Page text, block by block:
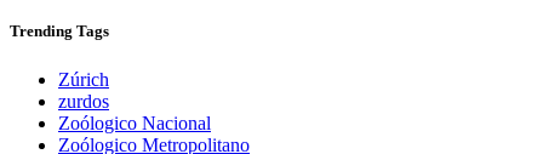
Trending Tags
Zúrich
zurdos
Zoólogico Nacional
Zoólogico Metropolitano